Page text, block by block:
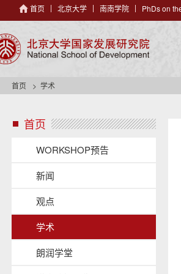
首页 北京大学 南南学院 PhDs on
首页 学术
首页 s
d
n
v
h
e
a
d
e
WORKSHOP预告
新闻
观点
学术
朗润学堂